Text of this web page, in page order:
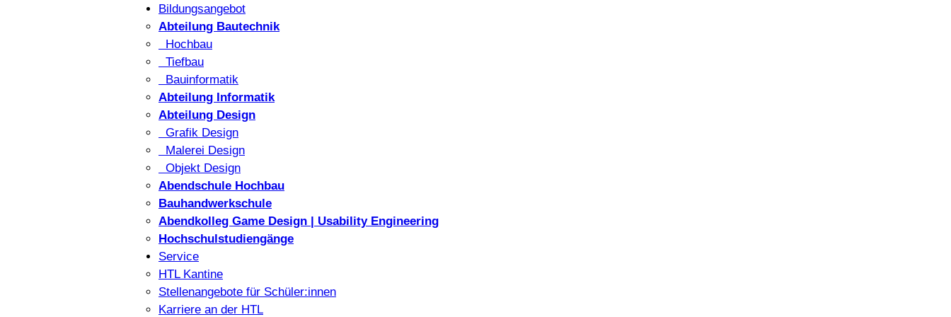
Bildungsangebot
Abteilung Bautechnik
Hochbau
Tiefbau
Bauinformatik
Abteilung Informatik
Abteilung Design
Grafik Design
Malerei Design
Objekt Design
Abendschule Hochbau
Bauhandwerkschule
Abendkolleg Game Design | Usability Engineering
Hochschulstudiengänge
Service
HTL Kantine
Stellenangebote für Schüler:innen
Karriere an der HTL